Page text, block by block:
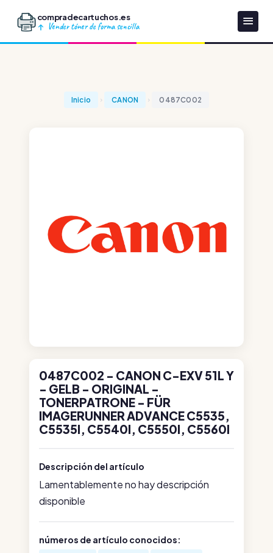
compradecartuchos.es
Vender tóner de forma sencilla
Inicio CANON 0487C002
0487C002 - CANON C-EXV 51L Y
- GELB - ORIGINAL -
TONERPATRONE - FÜR
IMAGERUNNER ADVANCE C5535,
C5535I, C5540I, C5550I, C5560I
Descripción del artículo
Lamentablemente no hay descripción
disponible
números de artículo conocidos: